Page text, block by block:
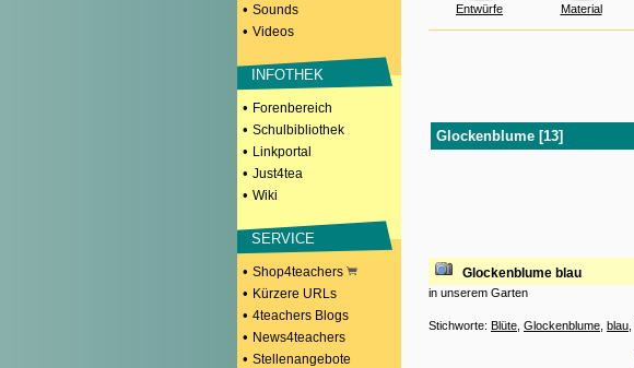
• Sounds
• Videos
INFOTHEK
• Forenbereich
• Schulbibliothek
• Linkportal
• Just4tea
• Wiki
SERVICE
• Shop4teachers
• Kürzere URLs
• 4teachers Blogs
• News4teachers
• Stellenangebote
Entwürfe Material
Glockenblume [13]
Glockenblume blau
in unserem Garten
Stichworte: Blüte Glockenblume blau